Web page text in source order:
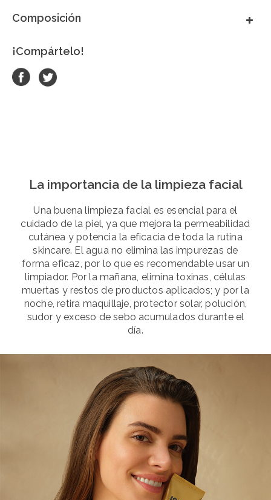
Composición
¡Compártelo!
La importancia de la limpieza facial
Una buena limpieza facial es esencial para el
cuidado de la piel, ya que mejora la permeabilidad
cutánea y potencia la eficacia de toda la rutina
skincare. El agua no elimina las impurezas de
forma eficaz, por lo que es recomendable usar un
limpiador. Por la mañana, elimina toxinas, células
muertas y restos de productos aplicados; y por la
noche, retira maquillaje, protector solar, polución,
sudor y exceso de sebo acumulados durante el
día.